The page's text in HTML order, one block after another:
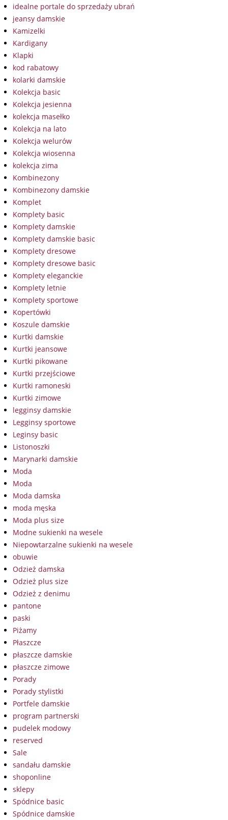
idealne portale do sprzedaży ubrań
jeansy damskie
Kamizelki
Kardigany
Klapki
kod rabatowy
kolarki damskie
Kolekcja basic
Kolekcja jesienna
kolekcja masełko
Kolekcja na lato
Kolekcja welurów
Kolekcja wiosenna
kolekcja zima
Kombinezony
Kombinezony damskie
Komplet
Komplety basic
Komplety damskie
Komplety damskie basic
Komplety dresowe
Komplety dresowe basic
Komplety eleganckie
Komplety letnie
Komplety sportowe
Kopertówki
Koszule damskie
Kurtki damskie
Kurtki jeansowe
Kurtki pikowane
Kurtki przejściowe
Kurtki ramoneski
Kurtki zimowe
legginsy damskie
Legginsy sportowe
Leginsy basic
Listonoszki
Marynarki damskie
Moda
Moda
Moda damska
moda męska
Moda plus size
Modne sukienki na wesele
Niepowtarzalne sukienki na wesele
obuwie
Odzież damska
Odzież plus size
Odzież z denimu
pantone
paski
Piżamy
Płaszcze
płaszcze damskie
płaszcze zimowe
Porady
Porady stylistki
Portfele damskie
program partnerski
pudelek modowy
reserved
Sale
sandału damskie
shoponline
sklepy
Spódnice basic
Spódnice damskie